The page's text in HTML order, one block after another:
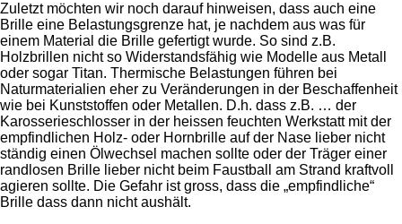
Zuletzt möchten wir noch darauf hinweisen, dass auch eine
Brille eine Belastungsgrenze hat, je nachdem aus was für
einem Material die Brille gefertigt wurde. So sind z.B.
Holzbrillen nicht so Widerstandsfähig wie Modelle aus Metall
oder sogar Titan. Thermische Belastungen führen bei
Naturmaterialien eher zu Veränderungen in der Beschaffenheit
wie bei Kunststoffen oder Metallen. D.h. dass z.B. … der
Karosserieschlosser in der heissen feuchten Werkstatt mit der
empfindlichen Holz- oder Hornbrille auf der Nase lieber nicht
ständig einen Ölwechsel machen sollte oder der Träger einer
randlosen Brille lieber nicht beim Faustball am Strand kraftvoll
agieren sollte. Die Gefahr ist gross, dass die „empfindliche“
Brille dass dann nicht aushält.